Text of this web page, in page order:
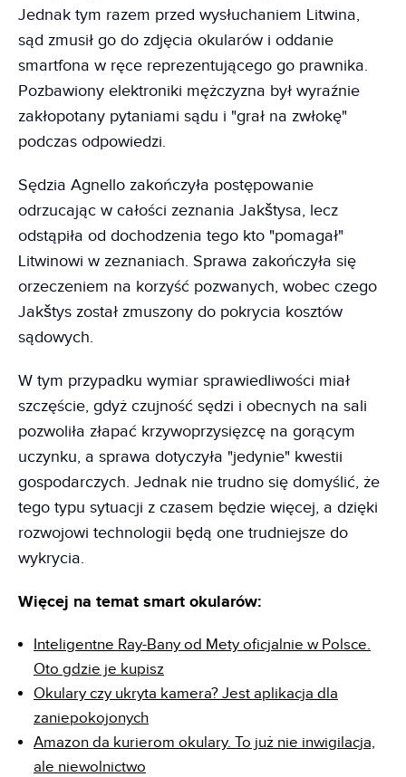
Jednak tym razem przed wysłuchaniem Litwina,
sąd zmusił go do zdjęcia okularów i oddanie
smartfona w ręce reprezentującego go prawnika.
Pozbawiony elektroniki mężczyzna był wyraźnie
zakłopotany pytaniami sądu i "grał na zwłokę"
podczas odpowiedzi.
Sędzia Agnello zakończyła postępowanie
odrzucając w całości zeznania Jakštysa, lecz
odstąpiła od dochodzenia tego kto "pomagał"
Litwinowi w zeznaniach. Sprawa zakończyła się
orzeczeniem na korzyść pozwanych, wobec czego
Jakštys został zmuszony do pokrycia kosztów
sądowych.
W tym przypadku wymiar sprawiedliwości miał
szczęście, gdyż czujność sędzi i obecnych na sali
pozwoliła złapać krzywoprzysięzcę na gorącym
uczynku, a sprawa dotyczyła "jedynie" kwestii
gospodarczych. Jednak nie trudno się domyślić, że
tego typu sytuacji z czasem będzie więcej, a dzięki
rozwojowi technologii będą one trudniejsze do
wykrycia.
Więcej na temat smart okularów:
Inteligentne Ray-Bany od Mety oficjalnie w Polsce.
Oto gdzie je kupisz
Okulary czy ukryta kamera? Jest aplikacja dla
zaniepokojonych
Amazon da kurierom okulary. To już nie inwigilacja,
ale niewolnictwo